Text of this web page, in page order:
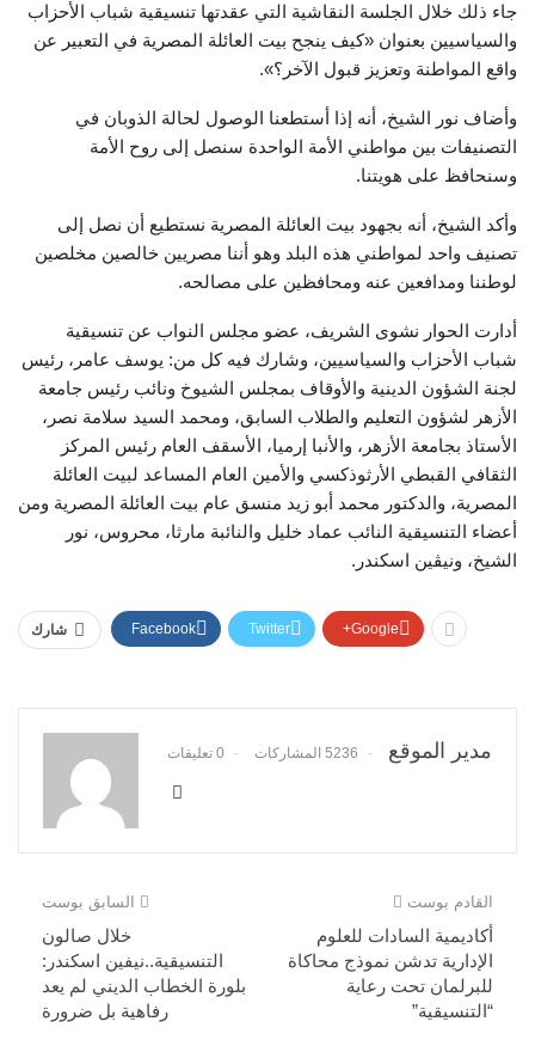
جاء ذلك خلال الجلسة النقاشية التي عقدتها تنسيقية شباب الأحزاب
والسياسيين بعنوان «كيف ينجح بيت العائلة المصرية في التعبير عن
واقع المواطنة وتعزيز قبول الآخر؟».
وأضاف نور الشيخ، أنه إذا أستطعنا الوصول لحالة الذوبان في
التصنيفات بين مواطني الأمة الواحدة سنصل إلى روح الأمة
وسنحافظ على هويتنا.
وأكد الشيخ، أنه بجهود بيت العائلة المصرية نستطيع أن نصل إلى
تصنيف واحد لمواطني هذه البلد وهو أننا مصريين خالصين مخلصين
لوطننا ومدافعين عنه ومحافظين على مصالحه.
‎أدارت الحوار نشوى الشريف، عضو مجلس النواب عن تنسيقية
شباب الأحزاب والسياسيين، وشارك فيه كل من: يوسف عامر، رئيس
لجنة الشؤون الدينية والأوقاف بمجلس الشيوخ ونائب رئيس جامعة
الأزهر لشؤون التعليم والطلاب السابق، ومحمد السيد سلامة نصر،
الأستاذ بجامعة الأزهر، والأنبا إرميا، الأسقف العام رئيس المركز
الثقافي القبطي الأرثوذكسي والأمين العام المساعد لبيت العائلة
المصرية، والدكتور محمد أبو زيد منسق عام بيت العائلة المصرية ومن
أعضاء التنسيقية النائب عماد خليل والنائبة مارثا، محروس، نور
الشيخ، ونيڤين اسكندر.
شارك Facebook Twitter Google+
مدير الموقع 5236 المشاركات 0 تعليقات
السابق بوست
خلال صالون
التنسيقية..نيفين اسكندر:
بلورة الخطاب الديني لم يعد
رفاهية بل ضرورة
القادم بوست
أكاديمية السادات للعلوم
الإدارية تدشن نموذج محاكاة
للبرلمان تحت رعاية
“التنسيقية”